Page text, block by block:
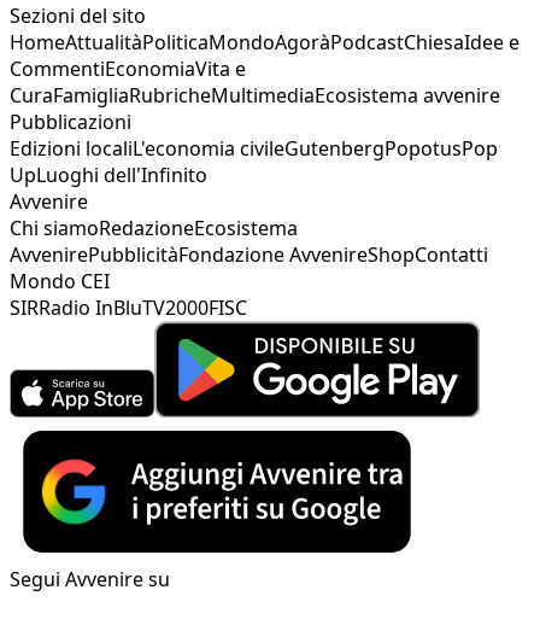
Sezioni del sito
HomeAttualitàPoliticaMondoAgoràPodcastChiesaIdee e
CommentiEconomiaVita e
CuraFamigliaRubricheMultimediaEcosistema avvenire
Pubblicazioni
Edizioni localiL'economia civileGutenbergPopotusPop
UpLuoghi dell'Infinito
Avvenire
Chi siamoRedazioneEcosistema
AvvenirePubblicitàFondazione AvvenireShopContatti
Mondo CEI
SIRRadio InBluTV2000FISC
Segui Avvenire su